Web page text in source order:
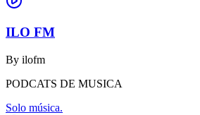
ILO FM
By ilofm
PODCATS DE MUSICA
Solo música.